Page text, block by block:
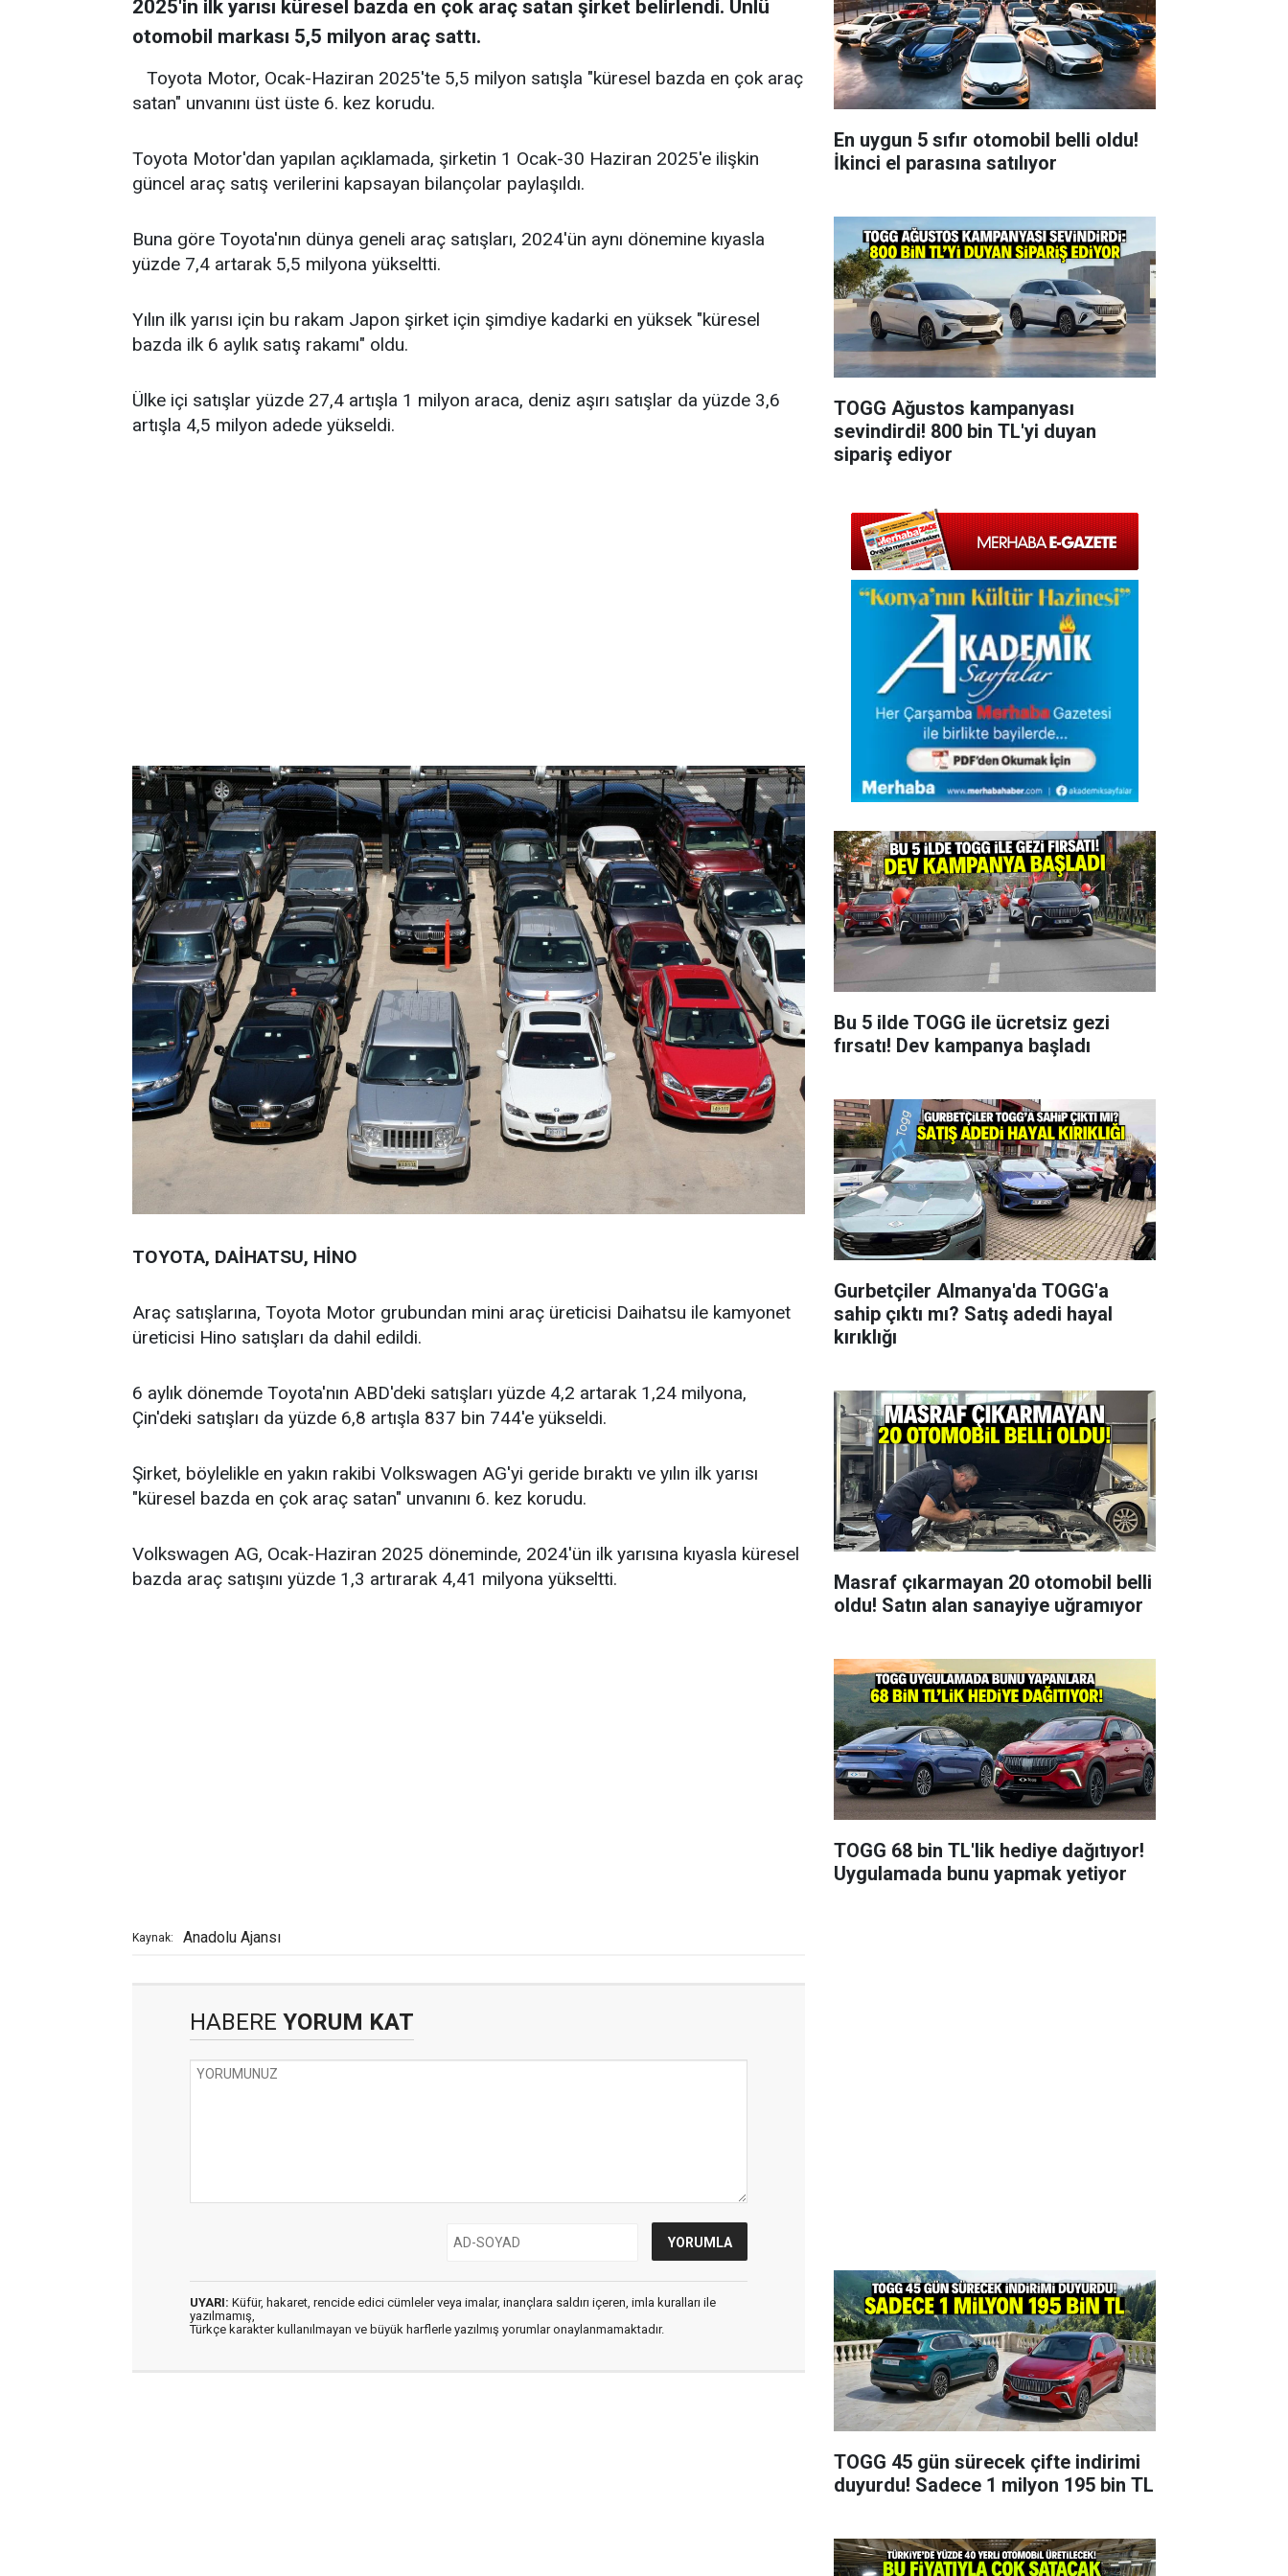
2025'in ilk yarısı küresel bazda en çok araç satan şirket belirlendi. Ünlü
otomobil markası 5,5 milyon araç sattı.
Toyota Motor, Ocak-Haziran 2025'te 5,5 milyon satışla "küresel bazda en çok araç
satan" unvanını üst üste 6. kez korudu.
Toyota Motor'dan yapılan açıklamada, şirketin 1 Ocak-30 Haziran 2025'e ilişkin
güncel araç satış verilerini kapsayan bilançolar paylaşıldı.
Buna göre Toyota'nın dünya geneli araç satışları, 2024'ün aynı dönemine kıyasla
yüzde 7,4 artarak 5,5 milyona yükseltti.
Yılın ilk yarısı için bu rakam Japon şirket için şimdiye kadarki en yüksek "küresel
bazda ilk 6 aylık satış rakamı" oldu.
Ülke içi satışlar yüzde 27,4 artışla 1 milyon araca, deniz aşırı satışlar da yüzde 3,6
artışla 4,5 milyon adede yükseldi.
TOYOTA, DAİHATSU, HİNO
Araç satışlarına, Toyota Motor grubundan mini araç üreticisi Daihatsu ile kamyonet
üreticisi Hino satışları da dahil edildi.
6 aylık dönemde Toyota'nın ABD'deki satışları yüzde 4,2 artarak 1,24 milyona,
Çin'deki satışları da yüzde 6,8 artışla 837 bin 744'e yükseldi.
Şirket, böylelikle en yakın rakibi Volkswagen AG'yi geride bıraktı ve yılın ilk yarısı
"küresel bazda en çok araç satan" unvanını 6. kez korudu.
Volkswagen AG, Ocak-Haziran 2025 döneminde, 2024'ün ilk yarısına kıyasla küresel
bazda araç satışını yüzde 1,3 artırarak 4,41 milyona yükseltti.
Kaynak: Anadolu Ajansı
HABERE YORUM KAT
UYARI: Küfür, hakaret, rencide edici cümleler veya imalar, inançlara saldırı içeren, imla kuralları ile
yazılmamış,
Türkçe karakter kullanılmayan ve büyük harflerle yazılmış yorumlar onaylanmamaktadır.
En uygun 5 sıfır otomobil belli oldu!
İkinci el parasına satılıyor
TOGG Ağustos kampanyası
sevindirdi! 800 bin TL'yi duyan
sipariş ediyor
Bu 5 ilde TOGG ile ücretsiz gezi
fırsatı! Dev kampanya başladı
Gurbetçiler Almanya'da TOGG'a
sahip çıktı mı? Satış adedi hayal
kırıklığı
Masraf çıkarmayan 20 otomobil belli
oldu! Satın alan sanayiye uğramıyor
TOGG 68 bin TL'lik hediye dağıtıyor!
Uygulamada bunu yapmak yetiyor
TOGG 45 gün sürecek çifte indirimi
duyurdu! Sadece 1 milyon 195 bin TL